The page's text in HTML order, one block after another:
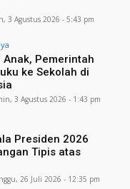
3 Agustus 2026 - 5:43 pm
Pemerintah
ke Sekolah di
3 Agustus 2026 - 1:43 pm
Presiden 2026
Tipis atas
26 Juli 2026 - 12:35 pm